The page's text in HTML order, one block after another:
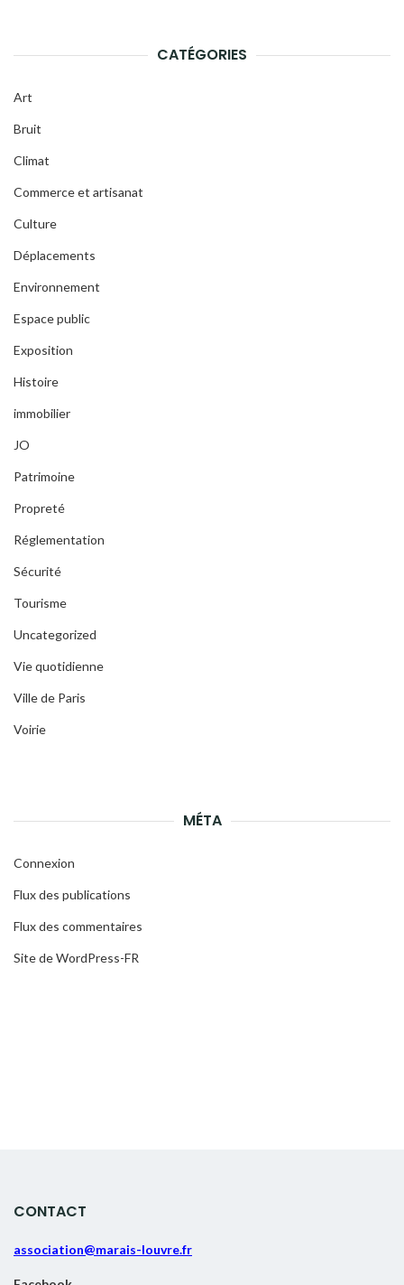
CATÉGORIES
Art
Bruit
Climat
Commerce et artisanat
Culture
Déplacements
Environnement
Espace public
Exposition
Histoire
immobilier
JO
Patrimoine
Propreté
Réglementation
Sécurité
Tourisme
Uncategorized
Vie quotidienne
Ville de Paris
Voirie
MÉTA
Connexion
Flux des publications
Flux des commentaires
Site de WordPress-FR
CONTACT
association@marais-louvre.fr